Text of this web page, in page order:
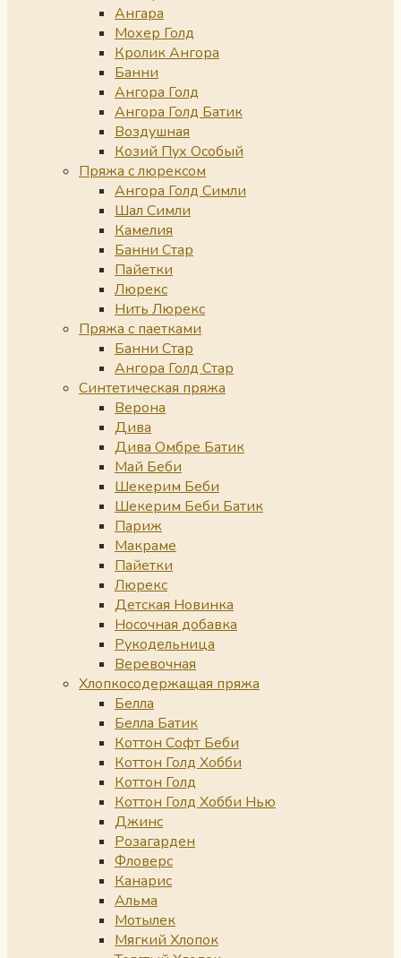
Ангара
Мохер Голд
Кролик Ангора
Банни
Ангора Голд
Ангора Голд Батик
Воздушная
Козий Пух Особый
Пряжа с люрексом
Ангора Голд Симли
Шал Симли
Камелия
Банни Стар
Пайетки
Люрекс
Нить Люрекс
Пряжа с паетками
Банни Стар
Ангора Голд Стар
Синтетическая пряжа
Верона
Дива
Дива Омбре Батик
Май Беби
Шекерим Беби
Шекерим Беби Батик
Париж
Макраме
Пайетки
Люрекс
Детская Новинка
Носочная добавка
Рукодельница
Веревочная
Хлопкосодержащая пряжа
Белла
Белла Батик
Коттон Софт Беби
Коттон Голд Хобби
Коттон Голд
Коттон Голд Хобби Нью
Джинс
Розагарден
Фловерс
Канарис
Альма
Мотылек
Мягкий Хлопок